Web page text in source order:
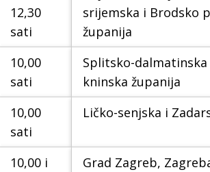
12,30
sati
srijemska i Brodsko
županija
10,00
sati
Splitsko-dalmatinska
kninska županija
10,00
sati
Ličko-senjska i
10,00 i
Grad Zagreb,